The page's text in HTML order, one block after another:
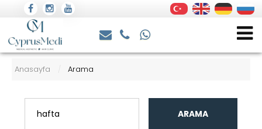
Anasayfa / Arama
ARAMA